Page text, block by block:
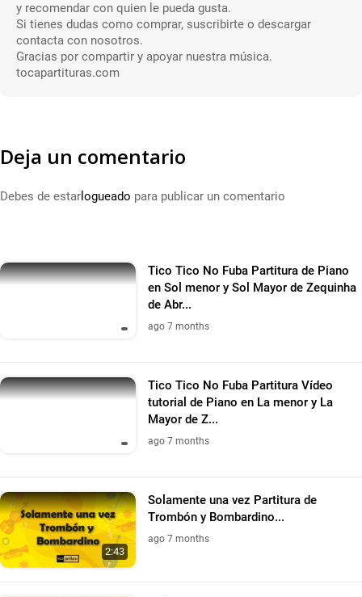
y recomendar con quien le pueda gusta.
Si tienes dudas como comprar, suscribirte o descargar
contacta con nosotros.
Gracias por compartir y apoyar nuestra música.
tocapartituras.com
Deja un comentario
Debes de estar logueado para publicar un comentario
Tico Tico No Fuba Partitura de Piano
en Sol menor y Sol Mayor de Zequinha
de Abr...
ago 7 months
Tico Tico No Fuba Partitura Vídeo
tutorial de Piano en La menor y La
Mayor de Z...
ago 7 months
2:43
Solamente una vez Partitura de
Trombón y Bombardino...
ago 7 months